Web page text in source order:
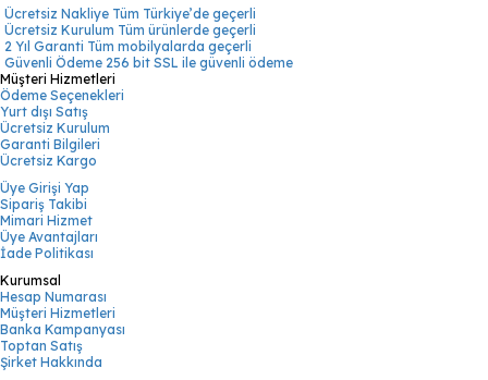
Ücretsiz Nakliye Tüm Türkiye’de geçerli
Ücretsiz Kurulum Tüm ürünlerde geçerli
2 Yıl Garanti Tüm mobilyalarda geçerli
Güvenli Ödeme 256 bit SSL ile güvenli ödeme
Müşteri Hizmetleri
Ödeme Seçenekleri
Yurt dışı Satış
Ücretsiz Kurulum
Garanti Bilgileri
Ücretsiz Kargo
Üye Girişi Yap
Sipariş Takibi
Mimari Hizmet
Üye Avantajları
İade Politikası
Kurumsal
Hesap Numarası
Müşteri Hizmetleri
Banka Kampanyası
Toptan Satış
Şirket Hakkında